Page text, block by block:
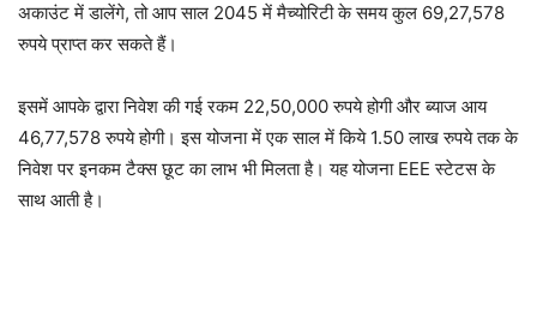
अकाउंट में डालेंगे, तो आप साल 2045 में मैच्योरिटी के समय कुल 69,27,578
रुपये प्राप्त कर सकते हैं।
इसमें आपके द्वारा निवेश की गई रकम 22,50,000 रुपये होगी और ब्याज आय
46,77,578 रुपये होगी। इस योजना में एक साल में किये 1.50 लाख रुपये तक के
निवेश पर इनकम टैक्स छूट का लाभ भी मिलता है। यह योजना EEE स्टेटस के
साथ आती है।